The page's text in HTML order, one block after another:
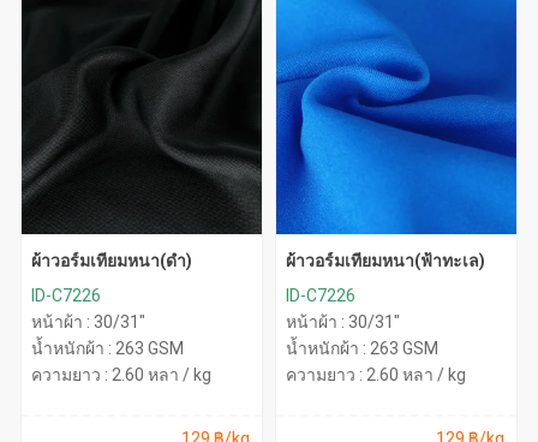
ผ้าวอร์มเทียมหนา(ดำ)
ID-C7226
หน้าผ้า : 30/31"
น้ำหนักผ้า : 263 GSM
ความยาว : 2.60 หลา / kg
ผ้าวอร์มเทียมหนา(ฟ้าทะเล)
ID-C7226
หน้าผ้า : 30/31"
น้ำหนักผ้า : 263 GSM
ความยาว : 2.60 หลา / kg